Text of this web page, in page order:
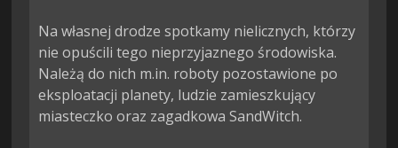
Na własnej drodze spotkamy nielicznych, którzy
nie opuścili tego nieprzyjaznego środowiska.
Należą do nich m.in. roboty pozostawione po
eksploatacji planety, ludzie zamieszkujący
miasteczko oraz zagadkowa SandWitch.